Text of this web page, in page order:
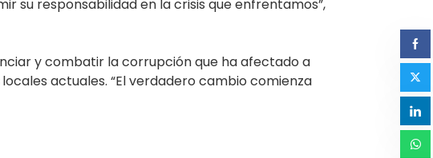
su responsabilidad en la crisis que enfrentamos”,
y combatir la corrupción que ha afectado a
actuales. “El verdadero cambio comienza